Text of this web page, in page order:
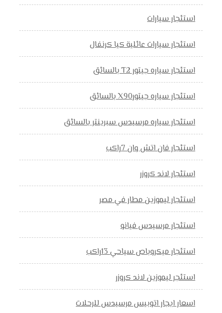
استئجار سيارات
استئجار سيارات عائلية كيا كرنفال
استئجار سياره جيتور T2 بالسائق
استئجار سياره جيتورX90 بالسائق
استئجار سياره مرسيدس سبرينتر بالسائق
استئجار فان اتش وان 7راكب
استئجار لاند كروزر
استئجار ليموزين مطار في مصر
استئجار مرسيدس فيانو
استئجار ميكروباص سياحي 13راكب
استئجر ليموزين لاند كروزر
اسعار ايجار اتوبيس مرسيدس للرحلات